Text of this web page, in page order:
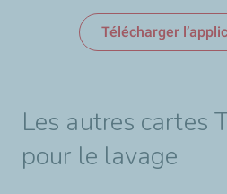
Télécharger
Les autres cartes
pour le lavage